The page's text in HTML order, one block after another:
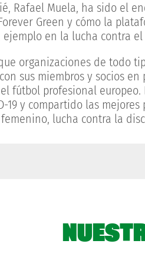
Rafael Muela, ha sido el
Green y cómo la
en la lucha contra el
organizaciones de todo
sus miembros y socios
fútbol profesional
19 y compartido las
lucha contra la